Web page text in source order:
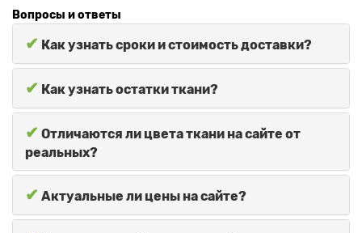
Вопросы и ответы
✔ Как узнать сроки и стоимость доставки?
✔ Как узнать остатки ткани?
✔ Отличаются ли цвета ткани на сайте от
реальных?
✔ Актуальные ли цены на сайте?